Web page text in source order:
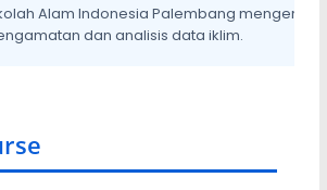
Alam Indonesia Palembang mengenal
dan analisis data iklim.